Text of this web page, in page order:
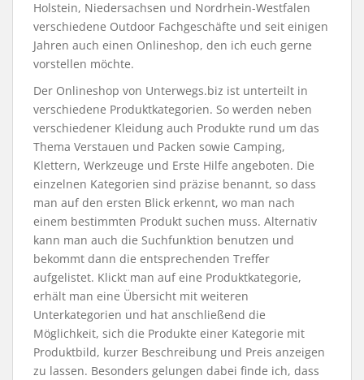
Holstein, Niedersachsen und Nordrhein-Westfalen
verschiedene Outdoor Fachgeschäfte und seit einigen
Jahren auch einen Onlineshop, den ich euch gerne
vorstellen möchte.
Der Onlineshop von Unterwegs.biz ist unterteilt in
verschiedene Produktkategorien. So werden neben
verschiedener Kleidung auch Produkte rund um das
Thema Verstauen und Packen sowie Camping,
Klettern, Werkzeuge und Erste Hilfe angeboten. Die
einzelnen Kategorien sind präzise benannt, so dass
man auf den ersten Blick erkennt, wo man nach
einem bestimmten Produkt suchen muss. Alternativ
kann man auch die Suchfunktion benutzen und
bekommt dann die entsprechenden Treffer
aufgelistet. Klickt man auf eine Produktkategorie,
erhält man eine Übersicht mit weiteren
Unterkategorien und hat anschließend die
Möglichkeit, sich die Produkte einer Kategorie mit
Produktbild, kurzer Beschreibung und Preis anzeigen
zu lassen. Besonders gelungen dabei finde ich, dass